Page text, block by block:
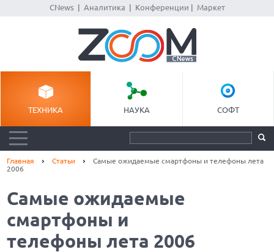
CNews| Аналитика Конференции Маркет
ТЕХНИКА НАУКА СОФТ
Главная Статьи
Самые ожидаемые смартфоны и телефоны лета
2006
Самые ожидаемые
смартфоны и
телефоны лета 2006